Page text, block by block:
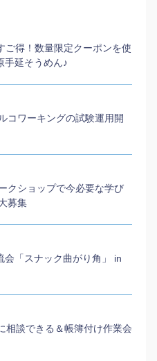
ご得！数量限定クーポンを使
手延そうめん♪
コワーキングの試験運用開
クショップで今必要な学び
募集
会「スナック曲がり角」 in
談できる＆帳簿付け作業会